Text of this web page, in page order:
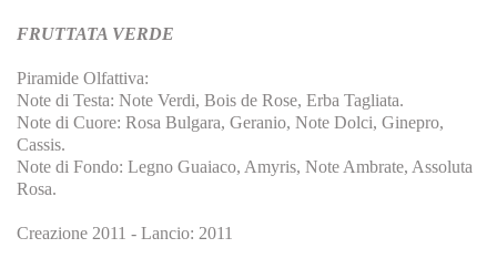
FRUTTATA VERDE
Piramide Olfattiva:
Note di Testa: Note Verdi, Bois de Rose, Erba Tagliata.
Note di Cuore: Rosa Bulgara, Geranio, Note Dolci, Ginepro,
Cassis.
Note di Fondo: Legno Guaiaco, Amyris, Note Ambrate, Assoluta
Rosa.
Creazione 2011 - Lancio: 2011